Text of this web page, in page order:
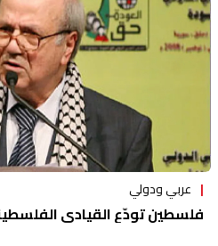
عربي ودولي
فلسطين تودّع القيادي